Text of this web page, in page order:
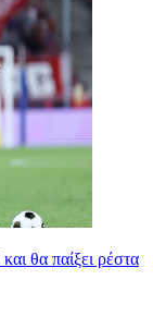
θα παίξει ρέστα